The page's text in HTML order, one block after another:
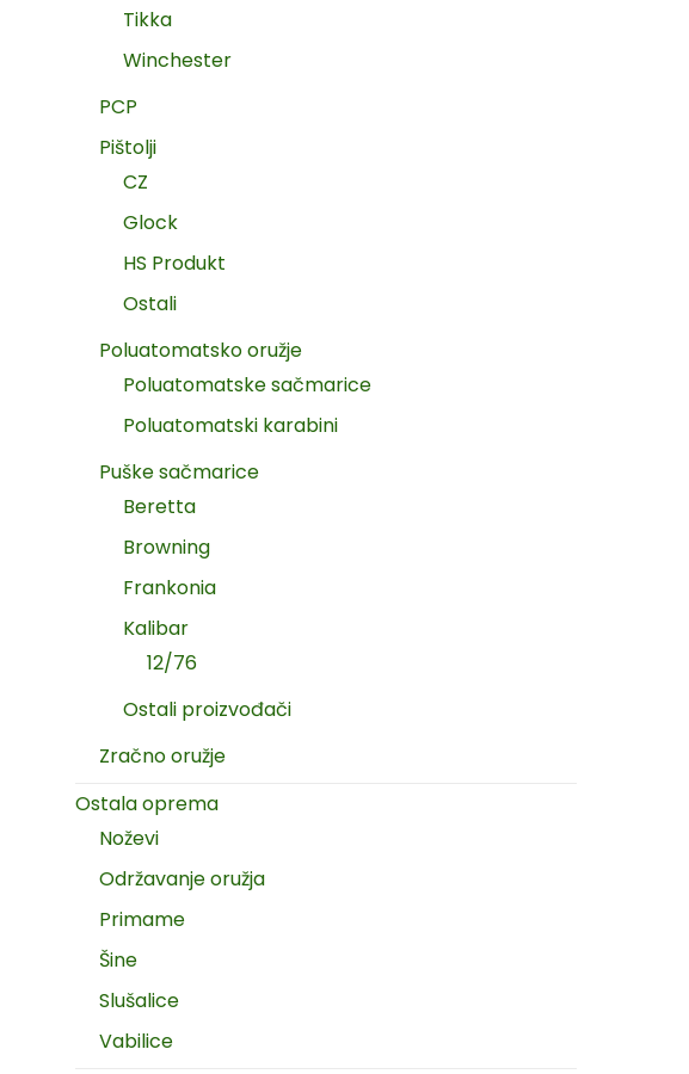
Tikka
Winchester
PCP
Pištolji
CZ
Glock
HS Produkt
Ostali
Poluatomatsko oružje
Poluatomatske sačmarice
Poluatomatski karabini
Puške sačmarice
Beretta
Browning
Frankonia
Kalibar
12/76
Ostali proizvođači
Zračno oružje
Ostala oprema
Noževi
Održavanje oružja
Primame
Šine
Slušalice
Vabilice